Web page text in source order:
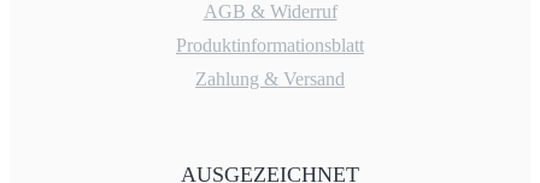
AGB & Widerruf
Produktinformationsblatt
Zahlung & Versand
AUSGEZEICHNET